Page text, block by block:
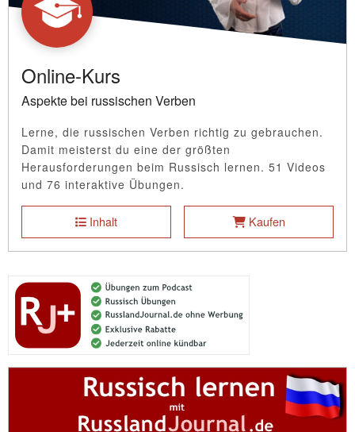
Online-Kurs
Aspekte bei russischen Verben
Lerne, die russischen Verben richtig zu gebrauchen.
Damit meisterst du eine der größten
Herausforderungen beim Russisch lernen. 51 Videos
und 76 interaktive Übungen.
Inhalt Kaufen